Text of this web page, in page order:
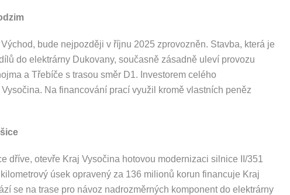
bude nejpozději v říjnu 2025 zprovozněn. Stavba, která je
do elektrárny Dukovany, současně zásadně uleví provozu
a Třebíče s trasou směr D1. Investorem celého
Na financování prací využil kromě vlastních peněz
dříve, otevře Kraj Vysočina hotovou modernizaci silnice II/351
úsek opravený za 136 milionů korun financuje Kraj
se na trase pro návoz nadrozměrných komponent do elektrárny